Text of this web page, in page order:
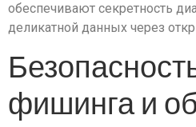
обеспечивают секретность
деликатной данных через
фишинга и